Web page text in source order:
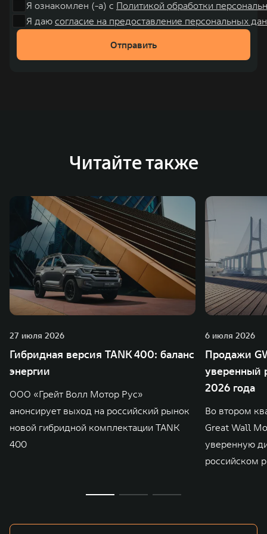
Я ознакомлен (-а) с Политикой обработки
Я даю согласие на предоставление персональных
Отправить
Читайте также
27 июля 2026
Гибридная версия TANK 400: баланс
энергии
ООО «Грейт Волл Мотор Рус»
анонсирует выход на российский рынок
новой гибридной комплектации TANK
400
6 июля 2026
Продажи
уверенный
2026 года
Во втором
Great Wall
уверенную
российском